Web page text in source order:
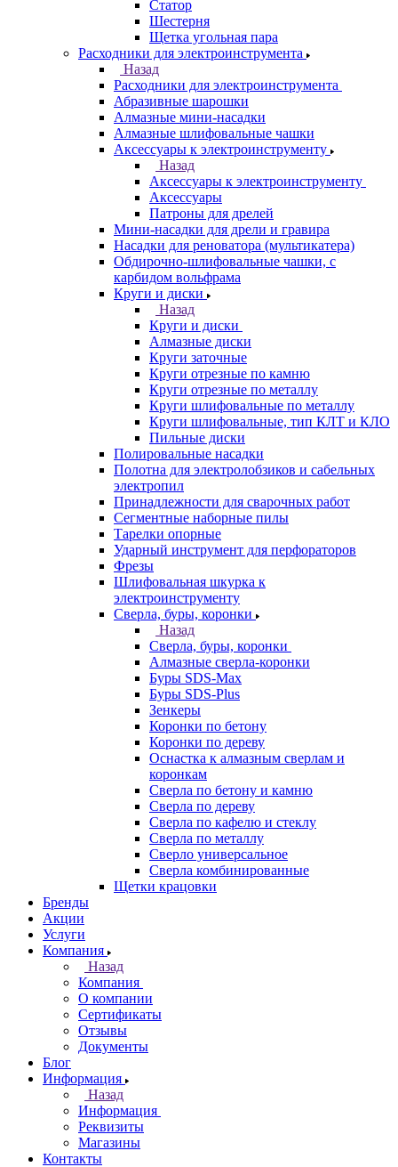
Статор
Шестерня
Щетка угольная пара
Расходники для электроинструмента
Назад
Расходники для электроинструмента
Абразивные шарошки
Алмазные мини-насадки
Алмазные шлифовальные чашки
Аксессуары к электроинструменту
Назад
Аксессуары к электроинструменту
Аксессуары
Патроны для дрелей
Мини-насадки для дрели и гравира
Насадки для реноватора (мультикатера)
Обдирочно-шлифовальные чашки, с
карбидом вольфрама
Круги и диски
Назад
Круги и диски
Алмазные диски
Круги заточные
Круги отрезные по камню
Круги отрезные по металлу
Круги шлифовальные по металлу
Круги шлифовальные, тип КЛТ и КЛО
Пильные диски
Полировальные насадки
Полотна для электролобзиков и сабельных
электропил
Принадлежности для сварочных работ
Сегментные наборные пилы
Тарелки опорные
Ударный инструмент для перфораторов
Фрезы
Шлифовальная шкурка к
электроинструменту
Сверла, буры, коронки
Назад
Сверла, буры, коронки
Алмазные сверла-коронки
Буры SDS-Max
Буры SDS-Plus
Зенкеры
Коронки по бетону
Коронки по дереву
Оснастка к алмазным сверлам и
коронкам
Сверла по бетону и камню
Сверла по дереву
Сверла по кафелю и стеклу
Сверла по металлу
Сверло универсальное
Сверла комбинированные
Щетки крацовки
Бренды
Акции
Услуги
Компания
Назад
Компания
О компании
Сертификаты
Отзывы
Документы
Блог
Информация
Назад
Информация
Реквизиты
Магазины
Контакты